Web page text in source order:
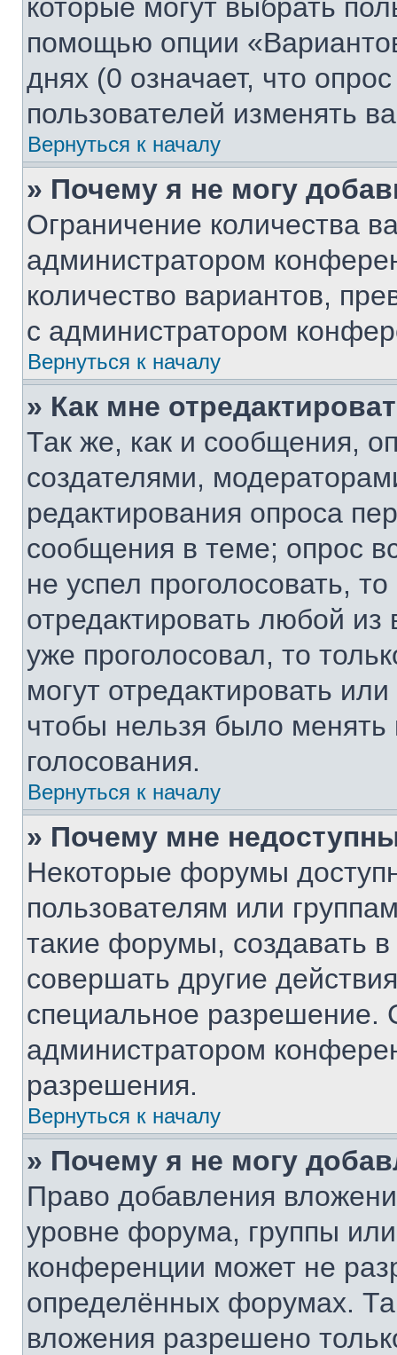
которые могут выбрать
помощью опции
днях (0 означает, что
пользователей изменять
Вернуться к началу
» Почему я не могу
Ограничение количества
администратором
количество вариантов,
с администратором
Вернуться к началу
» Как мне
Так же, как и сообщения,
создателями,
редактирования опроса
сообщения в теме; опрос
не успел проголосовать,
отредактировать любой из
уже проголосовал, то
могут отредактировать
чтобы нельзя было
голосования.
Вернуться к началу
» Почему мне
Некоторые форумы
пользователям или
такие форумы, создавать
совершать другие
специальное разрешение.
администратором
разрешения.
Вернуться к началу
» Почему я не могу
Право добавления
уровне форума, группы
конференции может не
определённых форумах.
вложения разрешено